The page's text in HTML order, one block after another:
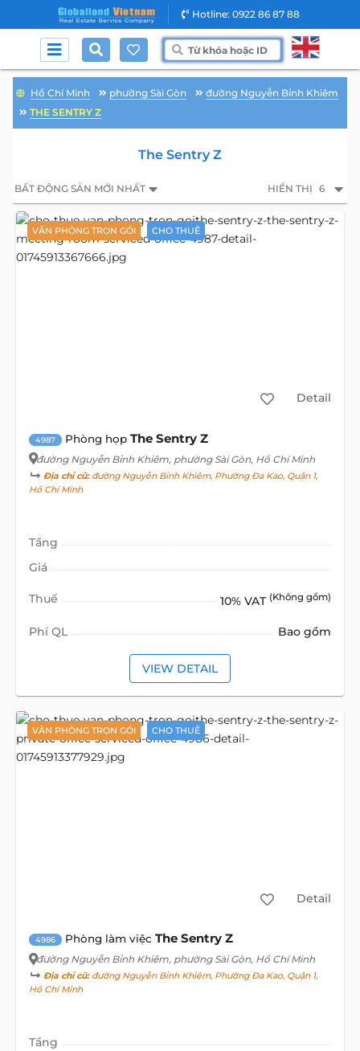
Hotline: 0922 86 87 88
Hồ Chí Minh phường Sài Gòn
đường Nguyễn Bỉnh Khiêm
THE SENTRY Z
The Sentry Z
BẤT ĐỘNG SẢN MỚI NHẤT HIỂN THỊ 6
VĂN PHÒNG TRỌN GÓI CHO THUÊ
Detail
4987 Phòng họp The Sentry Z
đường Nguyễn Bỉnh Khiêm, phường Sài Gòn, Hồ Chí Minh
Địa chỉ cũ:đường Nguyễn Bỉnh Khiêm, Phường Đa Kao, Quận 1,
Hồ Chí Minh
Tầng
Giá
Thuế 10% VAT (Không gồm)
Phí QL Bao gồm
VIEW DETAIL
VĂN PHÒNG TRỌN GÓI CHO THUÊ
Detail
4986 Phòng làm việc The Sentry Z
đường Nguyễn Bỉnh Khiêm, phường Sài Gòn, Hồ Chí Minh
Địa chỉ cũ:đường Nguyễn Bỉnh Khiêm, Phường Đa Kao, Quận 1,
Hồ Chí Minh
Tầng